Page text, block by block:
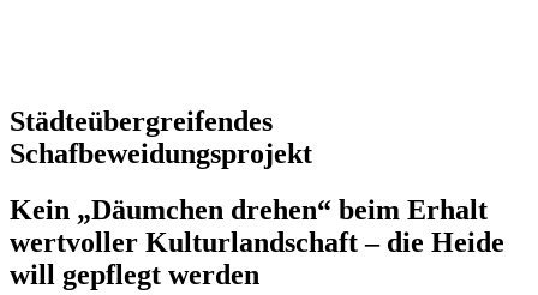
Städteübergreifendes
Schafbeweidungsprojekt
Kein „Däumchen drehen“ beim Erhalt
wertvoller Kulturlandschaft – die Heide
will gepflegt werden